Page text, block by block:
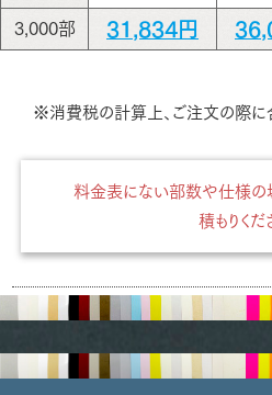
3,000部 31,834円
※消費税の計算上、ご注文の際に
料金表にない部数や仕様の
積もりくだ